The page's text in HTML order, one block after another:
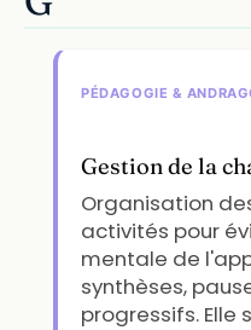
PÉDAGOGIE &
Gestion de la
Organisation
activités pour
mentale de
synthèses,
progressifs. Elle